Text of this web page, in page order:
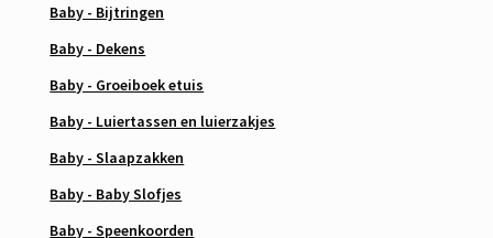
Baby - Bijtringen
Baby - Dekens
Baby - Groeiboek etuis
Baby - Luiertassen en luierzakjes
Baby - Slaapzakken
Baby - Baby Slofjes
Baby - Speenkoorden